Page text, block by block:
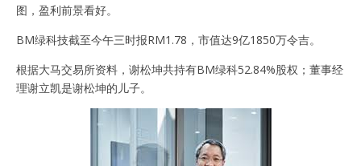
图，盈利前景看好。
BM绿科技截至今午三时报RM1.78，市值达9亿1850万令吉。
根据大马交易所资料，谢松坤共持有BM绿科52.84%股权；董事经
理谢立凯是谢松坤的儿子。